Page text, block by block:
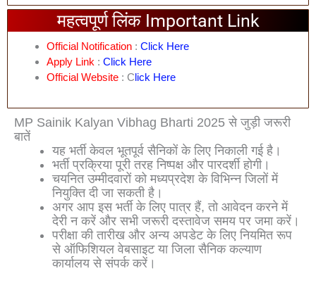
महत्वपूर्ण लिंक Important Link
Official Notification: Click Here
Apply Link : Click Here
Official Website: CLick Here
MP Sainik Kalyan Vibhag Bharti 2025 से जुड़ी जरूरी
बातें
यह भर्ती केवल भूतपूर्व सैनिकों के लिए निकाली गई है।
भर्ती प्रक्रिया पूरी तरह निष्पक्ष और पारदर्शी होगी।
चयनित उम्मीदवारों को मध्यप्रदेश के विभिन्न जिलों में
नियुक्ति दी जा सकती है।
अगर आप इस भर्ती के लिए पात्र हैं, तो आवेदन करने में
देरी न करें और सभी जरूरी दस्तावेज समय पर जमा करें।
परीक्षा की तारीख और अन्य अपडेट के लिए नियमित रूप
से ऑफिशियल वेबसाइट या जिला सैनिक कल्याण
कार्यालय से संपर्क करें।